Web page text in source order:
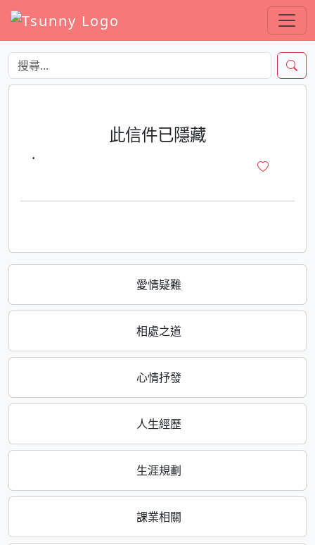
愛情疑難
相處之道
心情抒發
人生經歷
生涯規劃
課業相關
此信件已隱藏
·